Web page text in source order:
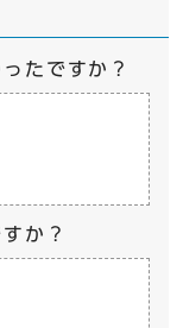
たですか？
か？